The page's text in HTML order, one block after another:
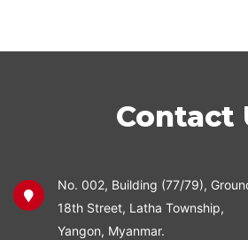
Contact
No. 002, Building (77/79),
18th Street, Latha Township,
Yangon, Myanmar.